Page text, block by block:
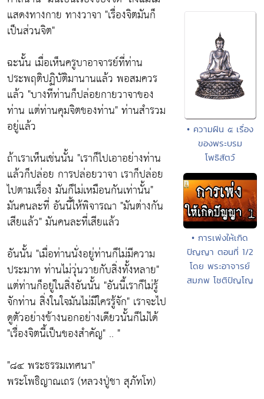
แสดงทางกาย ทางวาจา "เรื่องจิตมันก็
เป็นส่วนจิต"
ฉะนั้น เมื่อเห็นครูบาอาจารย์ที่ท่าน
ประพฤติปฏิบัติมานานแล้ว พอสมควร
แล้ว "บางทีท่านก็ปล่อยกายวาจาของ
ท่าน แต่ท่านคุมจิตของท่าน" ท่านสำรวม
อยู่แล้ว
ถ้าเราเห็นเช่นนั้น "เราก็ไปเอาอย่างท่าน
แล้วก็ปล่อย การปล่อยวาจา เราก็ปล่อย
ไปตามเรื่อง มันก็ไม่เหมือนกันเท่านั้น"
มันคนละที่ อันนี้ให้พิจารณา "มันต่างกัน
เสียแล้ว" มันคนละที่เสียแล้ว
อันนั้น "เมื่อท่านนั่งอยู่ท่านก็ไม่มีความ
ประมาท ท่านไม่วุ่นวายกับสิ่งทั้งหลาย"
แต่ท่านก็อยู่ในสิ่งอันนั้น "อันนี้เราก็ไม่รู้
จักท่าน สิ่งในใจมันไม่มีใครรู้จัก" เราจะไป
ดูตัวอย่างข้างนอกอย่างเดียวนั้นก็ไม่ได้
"เรื่องจิตนี้เป็นของสำคัญ" .. "
"๘๔ พระธรรมเทศนา"
พระโพธิญาณเถร (หลวงปู่ชา สุภัทโท)
• ความฝัน ๕ เรื่อง
ของพระบรม
โพธิสัตว์
• การเพ่งให้เกิด
ปัญญา ตอนที่ 1/2
โดย พระอาจารย์
สมภพ โชติปัญโญ